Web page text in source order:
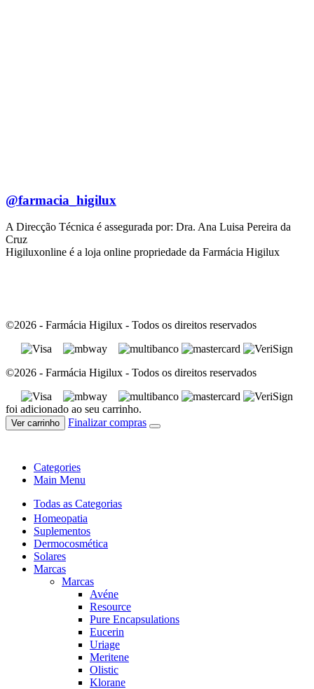
@farmacia_higilux
A Direcção Técnica é assegurada por: Dra. Ana Luisa Pereira da
Cruz
Higiluxonline é a loja online propriedade da Farmácia Higilux
©2026 - Farmácia Higilux - Todos os direitos reservados
©2026 - Farmácia Higilux - Todos os direitos reservados
foi adicionado ao seu carrinho.
Ver carrinho Finalizar compras
Categories
Main Menu
Todas as Categorias
Homeopatia
Suplementos
Dermocosmética
Solares
Marcas
Marcas
Avéne
Resource
Pure Encapsulations
Eucerin
Uriage
Meritene
Olistic
Klorane